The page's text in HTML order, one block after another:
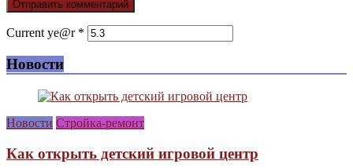
Current ye@r *
Новости
Новости Стройка-ремонт
Как открыть детский игровой центр